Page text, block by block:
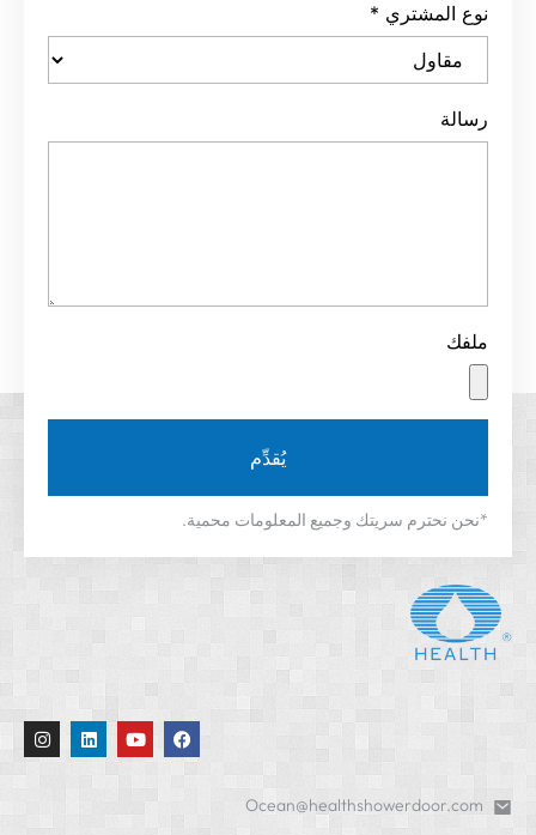
نوع المشتري *
رسالة
ملفك
يُقدِّم
*نحن نحترم سريتك وجميع المعلومات محمية.
Ocean@healthshowerdoor.com